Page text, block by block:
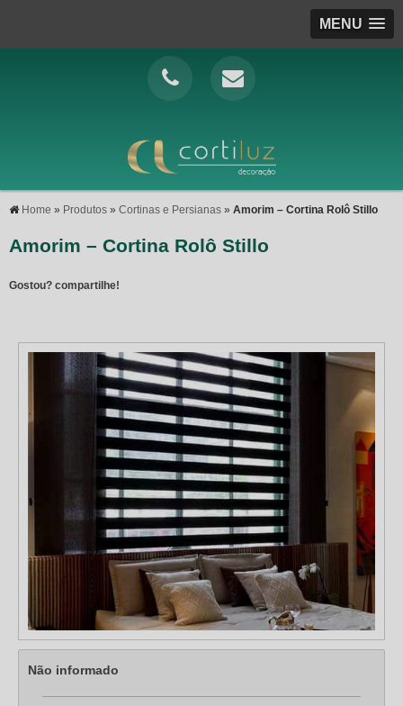
MENU
Home » Produtos » Cortinas e Persianas » Amorim – Cortina Rolô Stillo
Amorim – Cortina Rolô Stillo
Gostou? compartilhe!
Não informado